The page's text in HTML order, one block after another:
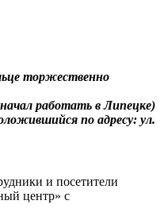
торжественно
работать в Липецке)
по адресу: ул.
и посетители
центр» с